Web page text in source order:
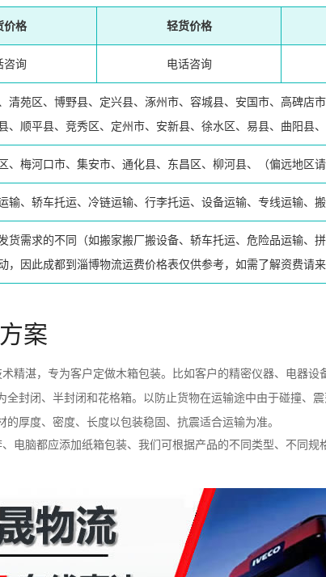
价格 轻货价格
咨询 电话咨询
清苑区、博野县、定兴县、涿州市、容城县、安国市、高碑店
、顺平县、竞秀区、定州市、安新县、徐水区、易县、曲阳县、
、梅河口市、集安市、通化县、东昌区、柳河县、（偏远地区请
输、轿车托运、冷链运输、行李托运、设备运输、专线运输、
货需求的不同（如搬家搬厂搬设备、轿车托运、危险品运输、
，因此成都到淄博物流运费价格表仅供参考，如需了解资费请
案
精湛，专为客户定做木箱包装。比如客户的精密仪器、电器设
封闭、半封闭和花格箱。以防止货物在运输途中由于碰撞、
厚度、密度、长度以包装稳固、抗震适合运输为准。
电脑都应添加纸箱包装、我们可根据产品的不同类型、不同规